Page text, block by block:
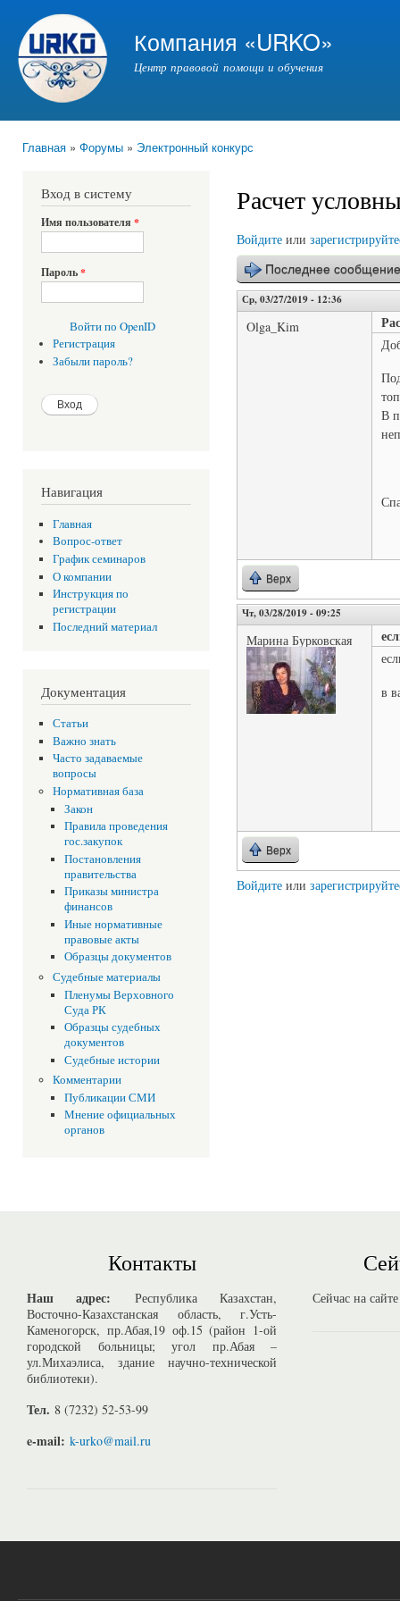
Компания «URKO»
Центр правовой помощи и обучения
Главная » Форумы » Электронный конкурс
Вход в систему
Имя пользователя *
Пароль*
Войти по OpenID
Регистрация
Забыли пароль?
Навигация
Главная
Вопрос-ответ
График семинаров
О компании
Инструкция по
регистрации
Последний материал
Документация
Статьи
Важно знать
Часто задаваемые
вопросы
Нормативная база
Закон
Правила проведения
гос.закупок
Постановления
правительства
Приказы министра
финансов
Иные нормативные
правовые акты
Образцы документов
Судебные материалы
Пленумы Верховного
Суда РК
Образцы судебных
документов
Судебные истории
Комментарии
Публикации СМИ
Мнение официальных
органов
Расчет
Войдите или
Последнее сообщение
Ср, 03/27/2019 - 12:36
Olga_Kim
В
Верх
Чт, 03/28/2019 - 09:25
Марина Бурковская
в
Верх
Войдите или
Контакты
Наш адрес: Республика Казахстан,
Восточно-Казахстанская область, г.Усть-
Каменогорск, пр.Абая,19 оф.15 (район 1-ой
городской больницы; угол пр.Абая –
ул.Михаэлиса, здание научно-технической
библиотеки).
Тел. 8 (7232) 52-53-99
e-mail: k-urko@mail.ru
Сейчас на